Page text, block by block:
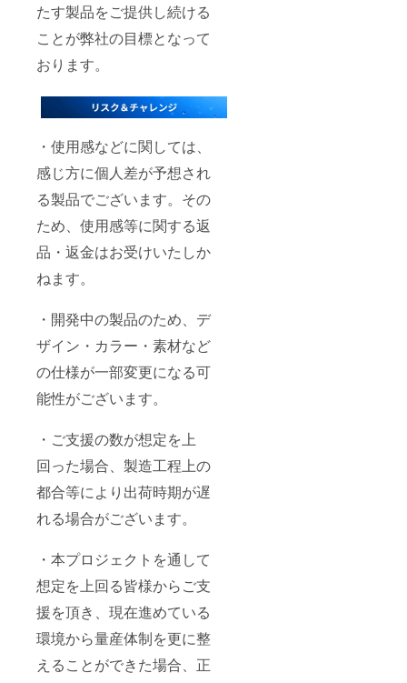
たす製品をご提供し続ける
ことが弊社の目標となって
おります。
・使用感などに関しては、
感じ方に個人差が予想され
る製品でございます。その
ため、使用感等に関する返
品・返金はお受けいたしか
ねます。
・開発中の製品のため、デ
ザイン・カラー・素材など
の仕様が一部変更になる可
能性がございます。
・ご支援の数が想定を上
回った場合、製造工程上の
都合等により出荷時期が遅
れる場合がございます。
・本プロジェクトを通して
想定を上回る皆様からご支
援を頂き、現在進めている
環境から量産体制を更に整
えることができた場合、正